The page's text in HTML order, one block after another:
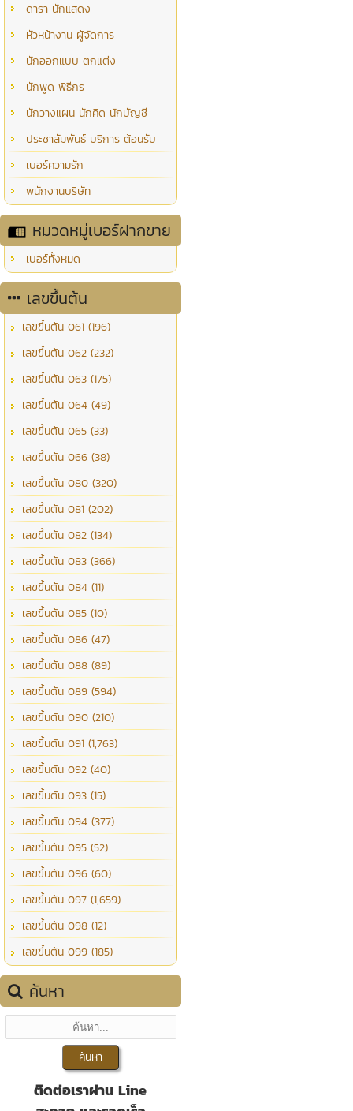
ดารา นักแสดง
หัวหน้างาน ผู้จัดการ
นักออกแบบ ตกแต่ง
นักพูด พิธีกร
นักวางแผน นักคิด นักบัญชี
ประชาสัมพันธ์ บริการ ต้อนรับ
เบอร์ความรัก
พนักงานบริษัท
หมวดหมู่เบอร์ฝากขาย
เบอร์ทั้งหมด
เลขขึ้นต้น
เลขขึ้นต้น 061 (196)
เลขขึ้นต้น 062 (232)
เลขขึ้นต้น 063 (175)
เลขขึ้นต้น 064 (49)
เลขขึ้นต้น 065 (33)
เลขขึ้นต้น 066 (38)
เลขขึ้นต้น 080 (320)
เลขขึ้นต้น 081 (202)
เลขขึ้นต้น 082 (134)
เลขขึ้นต้น 083 (366)
เลขขึ้นต้น 084 (11)
เลขขึ้นต้น 085 (10)
เลขขึ้นต้น 086 (47)
เลขขึ้นต้น 088 (89)
เลขขึ้นต้น 089 (594)
เลขขึ้นต้น 090 (210)
เลขขึ้นต้น 091 (1,763)
เลขขึ้นต้น 092 (40)
เลขขึ้นต้น 093 (15)
เลขขึ้นต้น 094 (377)
เลขขึ้นต้น 095 (52)
เลขขึ้นต้น 096 (60)
เลขขึ้นต้น 097 (1,659)
เลขขึ้นต้น 098 (12)
เลขขึ้นต้น 099 (185)
ค้นหา
ติดต่อเราผ่าน Line